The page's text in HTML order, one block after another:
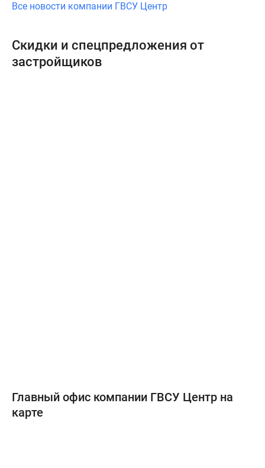
Все новости компании ГВСУ Центр
Скидки и спецпредложения от
застройщиков
Главный офис компании ГВСУ Центр на
карте